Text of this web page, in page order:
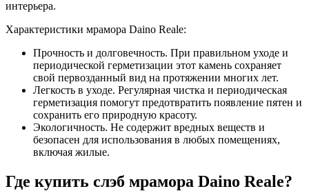
интерьера.
Характеристики мрамора Daino Reale:
Прочность и долговечность. При правильном уходе и
периодической герметизации этот камень сохраняет
свой первозданный вид на протяжении многих лет.
Легкость в уходе. Регулярная чистка и периодическая
герметизация помогут предотвратить появление пятен и
сохранить его природную красоту.
Экологичность. Не содержит вредных веществ и
безопасен для использования в любых помещениях,
включая жилые.
Где купить слэб мрамора Daino Reale?